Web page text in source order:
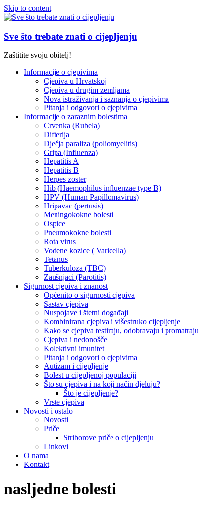
Skip to content
Sve što trebate znati o cijepljenju
Zaštitite svoju obitelj!
Informacije o cjepivima
Cjepiva u Hrvatskoj
Cjepiva u drugim zemljama
Nova istraživanja i saznanja o cjepivima
Pitanja i odgovori o cjepivima
Informacije o zaraznim bolestima
Crvenka (Rubela)
Difterija
Dječja paraliza (poliomyelitis)
Gripa (Influenza)
Hepatitis A
Hepatitis B
Herpes zoster
Hib (Haemophilus influenzae type B)
HPV (Human Papillomavirus)
Hripavac (pertusis)
Meningokokne bolesti
Ospice
Pneumokokne bolesti
Rota virus
Vodene kozice ( Varicella)
Tetanus
Tuberkuloza (TBC)
Zaušnjaci (Parotitis)
Sigurnost cjepiva i znanost
Općenito o sigurnosti cjepiva
Sastav cjepiva
Nuspojave i štetni događaji
Kombinirana cjepiva i višestruko cijepljenje
Kako se cjepiva testiraju, odobravaju i promatraju
Cjepiva i nedonošče
Kolektivni imunitet
Pitanja i odgovori o cjepivima
Autizam i cijepljenje
Bolest u cijepljenoj populaciji
Što su cjepiva i na koji način djeluju?
Što je cijepljenje?
Vrste cjepiva
Novosti i ostalo
Novosti
Priče
Striborove priče o cijepljenju
Linkovi
O nama
Kontakt
nasljedne bolesti